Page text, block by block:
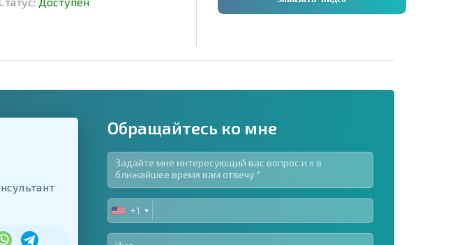
Подписаться на рассылку | Нажимая кнопку, вы разрешаете
использование своих данных.
Обращайтесь ко мне
UNITED
STATES
+1
+1